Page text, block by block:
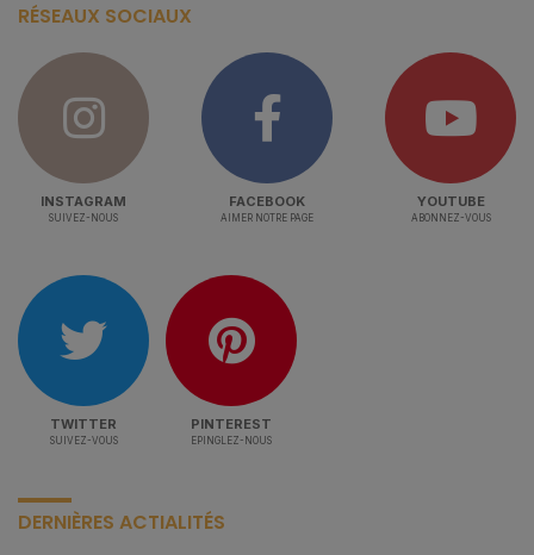
RÉSEAUX SOCIAUX
INSTAGRAM
SUIVEZ-NOUS
FACEBOOK
AIMER NOTRE PAGE
YOUTUBE
ABONNEZ-VOUS
TWITTER
SUIVEZ-VOUS
PINTEREST
EPINGLEZ-NOUS
DERNIÈRES ACTIALITÉS